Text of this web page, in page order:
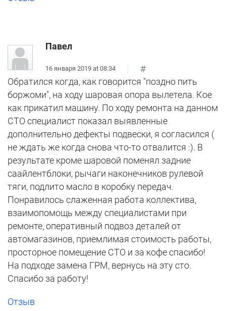
Павел
16 января 2019 at 08:34
#
Обратился когда, как говорится "поздно пить
боржоми", на ходу шаровая опора вылетела. Кое
как прикатил машину. По ходу ремонта на данном
СТО специалист показал выявленные
дополнительно дефекты подвески, я согласился (
не ждать же когда снова что-то отвалится :). В
результате кроме шаровой поменял задние
саайлентблоки, рычаги наконечников рулевой
тяги, подлито масло в коробку передач.
Понравилось слаженная работа коллектива,
взаимопомощь между специалистами при
ремонте, оперативный подвоз деталей от
автомагазинов, приемлимая стоимость работы,
просторное помещение СТО и за кофе спасибо!
На подходе замена ГРМ, вернусь на эту сто.
Спасибо за работу!
Отзыв